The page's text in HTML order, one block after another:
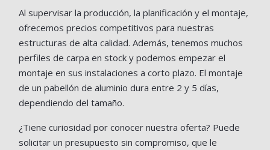
Al supervisar la producción, la planificación y el montaje,
ofrecemos precios competitivos para nuestras
estructuras de alta calidad. Además, tenemos muchos
perfiles de carpa en stock y podemos empezar el
montaje en sus instalaciones a corto plazo. El montaje
de un pabellón de aluminio dura entre 2 y 5 días,
dependiendo del tamaño.
¿Tiene curiosidad por conocer nuestra oferta? Puede
solicitar un presupuesto sin compromiso, que le